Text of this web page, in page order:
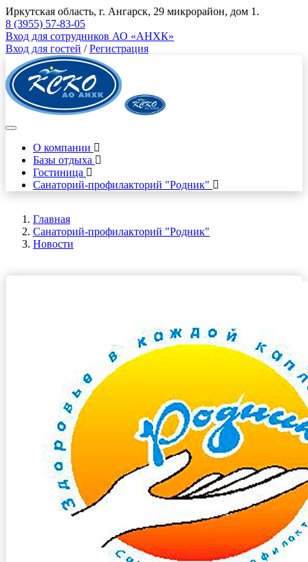
Иркутская область, г. Ангарск, 29 микрорайон, дом 1.
8 (3955) 57-83-05
Вход для сотрудников АО «АНХК»
Вход для гостей /Регистрация
О компании
Базы отдыха
Гостиница
Санаторий-профилакторий "Родник"
Главная
Санаторий-профилакторий "Родник"
Новости